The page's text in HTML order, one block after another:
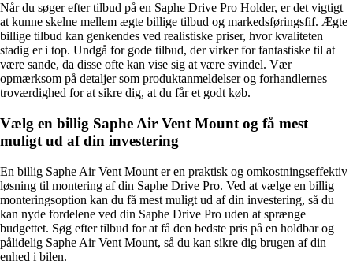
Når du søger efter tilbud på en Saphe Drive Pro Holder, er det vigtigt
at kunne skelne mellem ægte billige tilbud og markedsføringsfif. Ægte
billige tilbud kan genkendes ved realistiske priser, hvor kvaliteten
stadig er i top. Undgå for gode tilbud, der virker for fantastiske til at
være sande, da disse ofte kan vise sig at være svindel. Vær
opmærksom på detaljer som produktanmeldelser og forhandlernes
troværdighed for at sikre dig, at du får et godt køb.
Vælg en billig Saphe Air Vent Mount og få mest
muligt ud af din investering
En billig Saphe Air Vent Mount er en praktisk og omkostningseffektiv
løsning til montering af din Saphe Drive Pro. Ved at vælge en billig
monteringsoption kan du få mest muligt ud af din investering, så du
kan nyde fordelene ved din Saphe Drive Pro uden at sprænge
budgettet. Søg efter tilbud for at få den bedste pris på en holdbar og
pålidelig Saphe Air Vent Mount, så du kan sikre dig brugen af din
enhed i bilen.